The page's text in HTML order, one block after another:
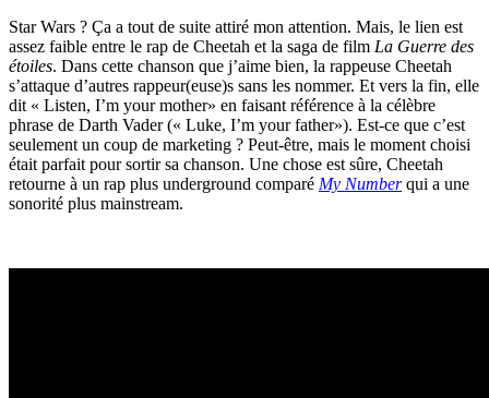
Star Wars ? Ça a tout de suite attiré mon attention. Mais, le lien est
assez faible entre le rap de Cheetah et la saga de film La Guerre des
étoiles. Dans cette chanson que j’aime bien, la rappeuse Cheetah
s’attaque d’autres rappeur(euse)s sans les nommer. Et vers la fin, elle
dit « Listen, I’m your mother» en faisant référence à la célèbre
phrase de Darth Vader (« Luke, I’m your father»). Est-ce que c’est
seulement un coup de marketing ? Peut-être, mais le moment choisi
était parfait pour sortir sa chanson. Une chose est sûre, Cheetah
retourne à un rap plus underground comparé My Number qui a une
sonorité plus mainstream.